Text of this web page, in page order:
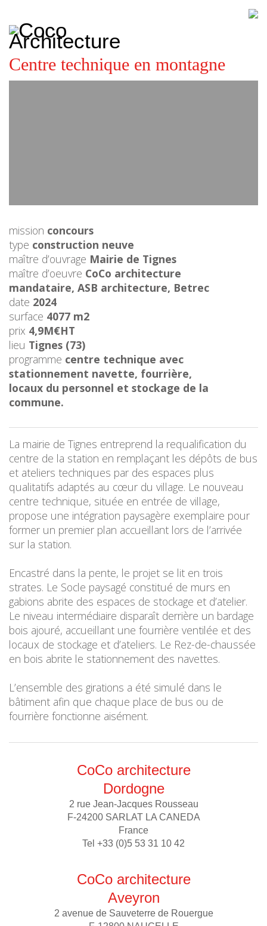
Architecture
architecture,
urbanisme,
etc.
Centre technique en montagne
mission concours
type construction neuve
maître d’ouvrage Mairie de Tignes
maître d’oeuvre CoCo architecture
mandataire, ASB architecture, Betrec
date 2024
surface 4077 m2
prix 4,9M€HT
lieu Tignes (73)
programme centre technique avec
stationnement navette, fourrière,
locaux du personnel et stockage de la
commune.
La mairie de Tignes entreprend la requalification du
centre de la station en remplaçant les dépôts de bus
et ateliers techniques par des espaces plus
qualitatifs adaptés au cœur du village. Le nouveau
centre technique, située en entrée de village,
propose une intégration paysagère exemplaire pour
former un premier plan accueillant lors de l’arrivée
sur la station.
Encastré dans la pente, le projet se lit en trois
strates. Le Socle paysagé constitué de murs en
gabions abrite des espaces de stockage et d’atelier.
Le niveau intermédiaire disparaît derrière un bardage
bois ajouré, accueillant une fourrière ventilée et des
locaux de stockage et d’ateliers. Le Rez-de-chaussée
en bois abrite le stationnement des navettes.
L’ensemble des girations a été simulé dans le
bâtiment afin que chaque place de bus ou de
fourrière fonctionne aisément.
CoCo architecture
Dordogne
2 rue Jean-Jacques Rousseau
F-24200 SARLAT LA CANEDA
France
Tel +33 (0)5 53 31 10 42
CoCo architecture
Aveyron
2 avenue de Sauveterre de Rouergue